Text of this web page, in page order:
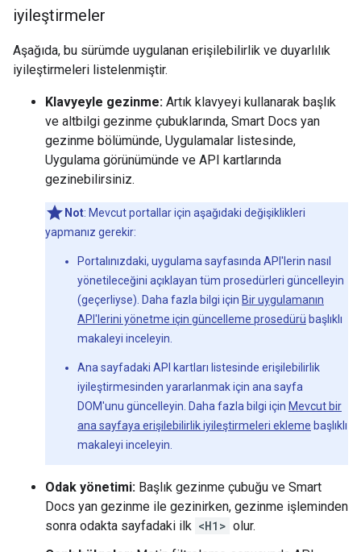
iyileştirmeler
Aşağıda, bu sürümde uygulanan erişilebilirlik ve duyarlılık
iyileştirmeleri listelenmiştir.
Klavyeyle gezinme: Artık klavyeyi kullanarak başlık
ve altbilgi gezinme çubuklarında, Smart Docs yan
gezinme bölümünde, Uygulamalar listesinde,
Uygulama görünümünde ve API kartlarında
gezinebilirsiniz.
Not: Mevcut portallar için aşağıdaki değişiklikleri
yapmanız gerekir:
Portalınızdaki, uygulama sayfasında API'lerin nasıl
yönetileceğini açıklayan tüm prosedürleri güncelleyin
(geçerliyse). Daha fazla bilgi için Bir uygulamanın
API'lerini yönetme için güncelleme prosedürü başlıklı
makaleyi inceleyin.
Ana sayfadaki API kartları listesinde erişilebilirlik
iyileştirmesinden yararlanmak için ana sayfa
DOM'unu güncelleyin. Daha fazla bilgi için Mevcut bir
ana sayfaya erişilebilirlik iyileştirmeleri ekleme başlıklı
makaleyi inceleyin.
Odak yönetimi: Başlık gezinme çubuğu ve Smart
Docs yan gezinme ile gezinirken, gezinme işleminden
sonra odakta sayfadaki ilk <H1> olur.